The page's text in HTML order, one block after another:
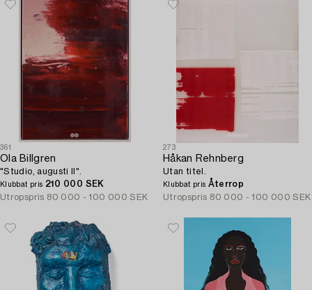
361
Ola Billgren
"Studio, augusti II".
Klubbat pris 210 000 SEK
Utropspris 80 000 - 100 000 SEK
273
Håkan Rehnberg
Utan titel.
Klubbat pris Återrop
Utropspris 80 000 - 100 000 SEK